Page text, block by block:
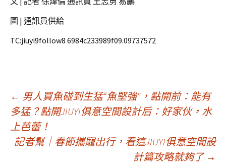
圖 | 通訊員供給
TC:jiuyi9follow8 6984c233989f09.09737572
文
章
← 男人買魚碰到生猛“魚堅強”，點開前：能有
多猛？點開JIUYI俱意空間設計后：好家伙，水
上芭蕾！
記者幫｜春節攜寵出行，看這JIUYI俱意空間設
計篇攻略就夠了 →